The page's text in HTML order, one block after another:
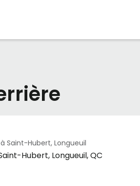
Saint-Hubert, Longueuil
Hubert, Longueuil, QC